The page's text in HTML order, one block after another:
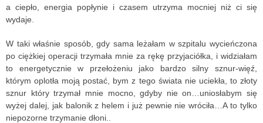
a ciepło, energia popłynie i czasem utrzyma mocniej niż ci się
wydaje.
W taki właśnie sposób, gdy sama leżałam w szpitalu wycieńczona
po ciężkiej operacji trzymała mnie za rękę przyjaciółka, i widziałam
to energetycznie w przełożeniu jako bardzo silny sznur-więź,
którym oplotła moją postać, bym z tego świata nie uciekła, to złoty
sznur który trzymał mnie mocno, gdyby nie on…uniosłabym się
wyżej dalej, jak balonik z helem i już pewnie nie wróciła…A to tylko
niepozorne trzymanie dłoni..